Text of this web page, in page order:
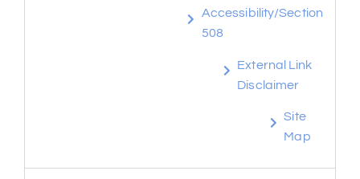
Accessibility/Section
508
External Link
Disclaimer
Site
Map